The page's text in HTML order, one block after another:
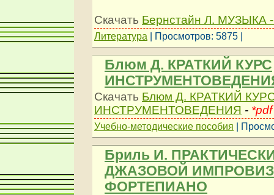
Скачать Бернстайн Л. МУЗЫКА
Литература | Просмотров: 5875 |
Блюм Д. КРАТКИЙ КУРС
Скачать Блюм Д. КРАТКИЙ
ИНСТРУМЕНТОВЕДЕНИЯ - *pdf
Учебно-методические пособия |
Бриль И.
ДЖАЗОВОЙ
ФОРТЕПИАНО